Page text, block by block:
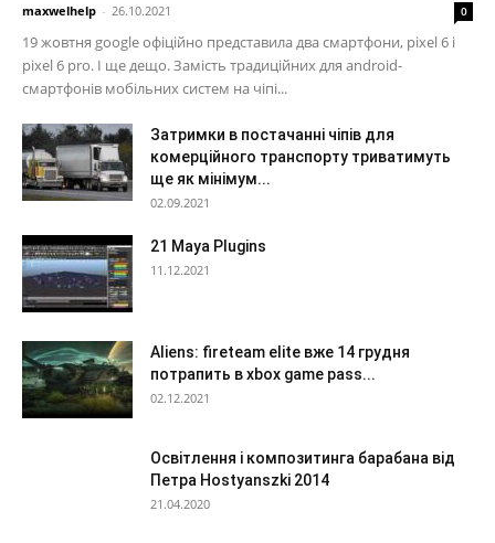
maxwelhelp - 26.10.2021 0
19 жовтня google офіційно представила два смартфони, pixel 6 і
pixel 6 pro. І ще дещо. Замість традиційних для android-
смартфонів мобільних систем на чіпі...
Затримки в постачанні чіпів для
комерційного транспорту триватимуть
ще як мінімум...
02.09.2021
21 Maya Plugins
11.12.2021
Aliens: fireteam elite вже 14 грудня
потрапить в xbox game pass...
02.12.2021
Освітлення і композитинга барабана від
Петра Hostyanszki 2014
21.04.2020